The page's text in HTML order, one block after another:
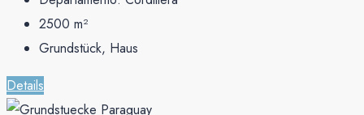
2500 m²
Grundstück, Haus
Details